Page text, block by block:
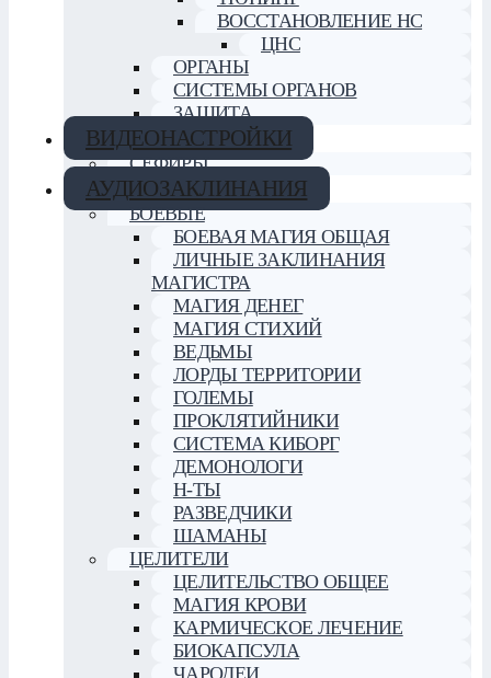
ВОССТАНОВЛЕНИЕ НС
ЦНС
ОРГАНЫ
СИСТЕМЫ ОРГАНОВ
ЗАЩИТА
ВИДЕОНАСТРОЙКИ
СЕФИРЫ
АУДИОЗАКЛИНАНИЯ
БОЕВЫЕ
БОЕВАЯ МАГИЯ ОБЩАЯ
ЛИЧНЫЕ ЗАКЛИНАНИЯ
МАГИСТРА
МАГИЯ ДЕНЕГ
МАГИЯ СТИХИЙ
ВЕДЬМЫ
ЛОРДЫ ТЕРРИТОРИИ
ГОЛЕМЫ
ПРОКЛЯТИЙНИКИ
СИСТЕМА КИБОРГ
ДЕМОНОЛОГИ
Н-ТЫ
РАЗВЕДЧИКИ
ШАМАНЫ
ЦЕЛИТЕЛИ
ЦЕЛИТЕЛЬСТВО ОБЩЕЕ
МАГИЯ КРОВИ
КАРМИЧЕСКОЕ ЛЕЧЕНИЕ
БИОКАПСУЛА